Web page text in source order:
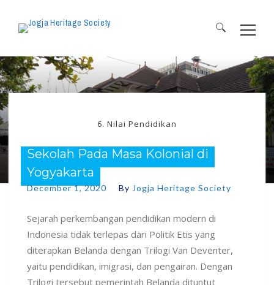
Search
for:
6. Nilai Pendidikan
Sekolah Pada Masa Kolonial di
Yogyakarta
December 1, 2020 By Jogja Heritage Society
Sejarah perkembangan pendidikan modern di
Indonesia tidak terlepas dari Politik Etis yang
diterapkan Belanda dengan Trilogi Van Deventer,
yaitu pendidikan, imigrasi, dan pengairan. Dengan
Trilogi tersebut pemerintah Belanda dituntut